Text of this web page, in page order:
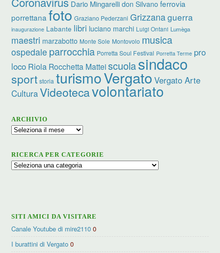
Dario Mingarelli don Silvano ferrovia
porrettanafoto Graziano Pederzani Grizzanaguerra
inaugurazione Labante libri luciano marchi Luigi Ontani Lumèga
maestri marzabotto Monte Sole Montovolo musica
ospedale parrocchia Porretta Soul Festival Porretta Terme pro
loco Riola Rocchetta Matteiscuolasindaco
sport storia turismoVergato Vergato Arte
CulturaVideotecavolontariato
ARCHIVIO
Archivio
RICERCA PER CATEGORIE
Ricerca
SITI AMICI DA VISITARE
Canale Youtube di mire2110 0
I burattini di Vergato 0